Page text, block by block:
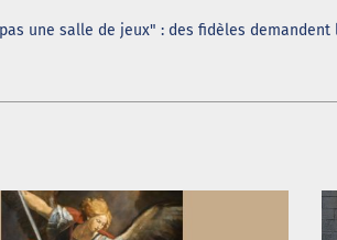
une salle de jeux" : des fidèles demandent